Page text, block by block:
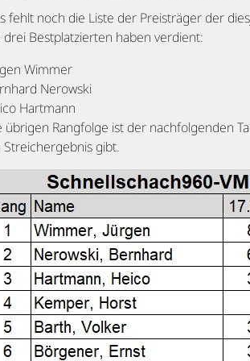
fehlt noch die Liste der Preisträger der
drei Bestplatzierten haben verdient:
Wimmer
Nerowski
Hartmann
übrigen Rangfolge ist der nachfolgenden
Streichergebnis gibt.